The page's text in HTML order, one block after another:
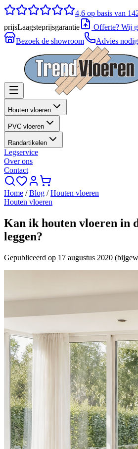
4,6 op basis van
prijsLaagsteprijsgarantie
Offerte? Wij
Bezoek de showroom
Advies
Houten vloeren
PVC vloeren
Randartikelen
Legservice
Over ons
Contact
Home /Blog /Houten vloeren
Houten vloeren
Kan ik houten vloeren in
leggen?
Gepubliceerd op 17 augustus 2020